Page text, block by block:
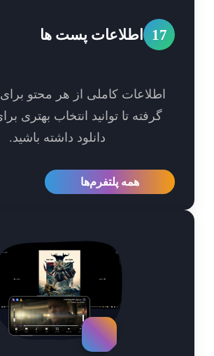
اطلاعات پست ها
کاملی از هر محتو برای شما قرار
گرفته تا توانید انتخاب بهتری برای تماشا و
دانلود داشته باشید.
همه پلتفرم‌ها